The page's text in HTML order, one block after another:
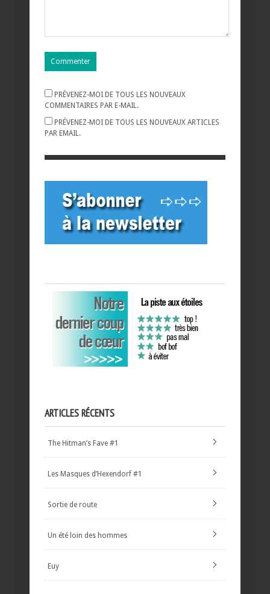
PRÉVENEZ-MOI DE TOUS LES NOUVEAUX
COMMENTAIRES PAR E-MAIL.
PRÉVENEZ-MOI DE TOUS LES NOUVEAUX ARTICLES
PAR EMAIL.
ARTICLES RÉCENTS
The Hitman’s Fave #1
Les Masques d’Hexendorf #1
Sortie de route
Un été loin des hommes
Euy